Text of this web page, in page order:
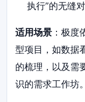
执行”的无缝对
适用场景 ：极度
型项目，如数据
的梳理，以及需
识的需求工作坊。